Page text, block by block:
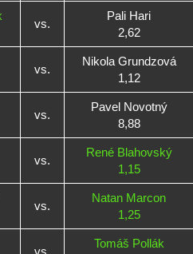
vs.
Pali Hari
2,62
vs.
Nikola Grundzová
1,12
vs.
Pavel Novotný
8,88
vs.
René Blahovský
1,15
vs.
Natan Marcon
1,25
vs.
Tomáš Pollák